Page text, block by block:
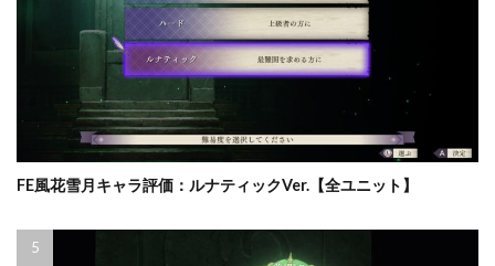
FE風花雪月キャラ評価：ルナティックVer.【全ユニット】